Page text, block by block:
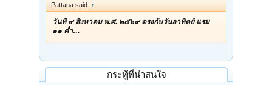
Pattana said: ↑
วันที่ ๙ สิงหาคม พ.ศ. ๒๕๖๙ ตรงกับวันอาทิตย์ แรม
๑๑ ค่ำ…
กระทู้ที่น่าสนใจ